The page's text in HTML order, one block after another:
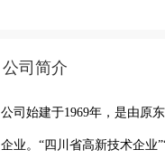
公司简介
公司始建于1969年，是由原
企业。“四川省高新技术企业